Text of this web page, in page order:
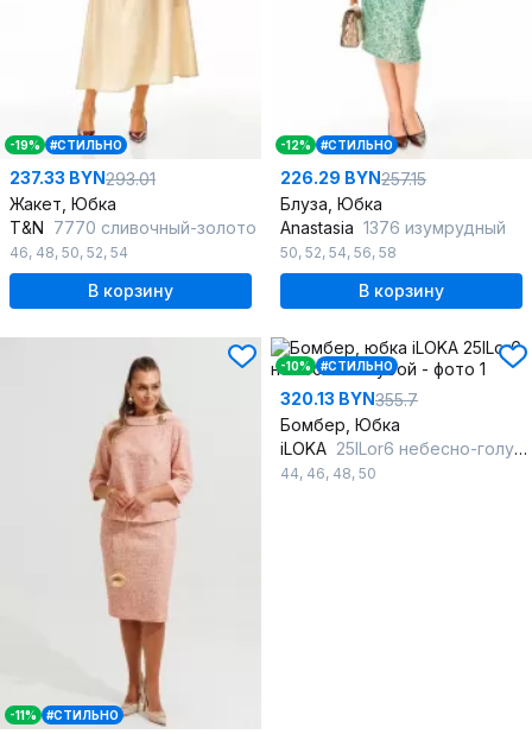
-19% #СТИЛЬНО
237.33 BYN293.01
Жакет, Юбка
T&N 7770 сливочный-золото
46, 48, 50, 52, 54
В корзину
-12% #СТИЛЬНО
226.29 BYN257.15
Блуза, Юбка
Anastasia 1376 изумрудный
50, 52, 54, 56, 58
В корзину
-11% #СТИЛЬНО
-10% #СТИЛЬНО
320.13 BYN355.7
Бомбер, Юбка
iLOKA 25ILor6 небесно-голубой
44, 46, 48, 50